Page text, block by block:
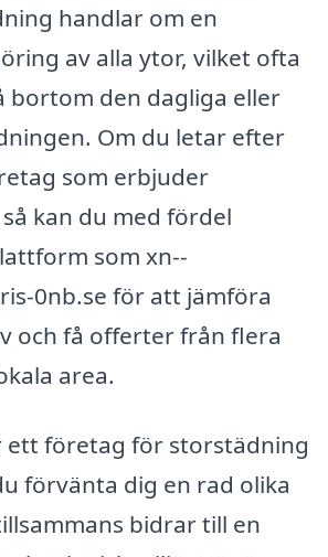
handlar om en
av alla ytor, vilket ofta
bortom den dagliga eller
Om du letar efter
som erbjuder
kan du med fördel
som xn--
0nb.se för att jämföra
och få offerter från flera
area.
ett företag för storstädning
förvänta dig en rad olika
bidrar till en